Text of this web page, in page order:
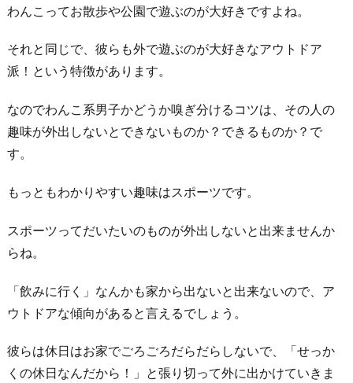
わ
ん
こ
男
子
と
方
法
3
-
基
本
わんこってお散歩や公園で遊ぶのが大好きですよね。
それと同じで、彼らも外で遊ぶのが大好きなアウトドア
派！という特徴があります。
なのでわんこ系男子かどうか嗅ぎ分けるコツは、その人の
趣味が外出しないとできないものか？できるものか？で
す。
もっともわかりやすい趣味はスポーツです。
スポーツってだいたいのものが外出しないと出来ませんか
らね。
「飲みに行く」なんかも家から出ないと出来ないので、ア
ウトドアな傾向があると言えるでしょう。
彼らは休日はお家でごろごろだらだらしないで、「せっか
くの休日なんだから！」と張り切って外に出かけていきま